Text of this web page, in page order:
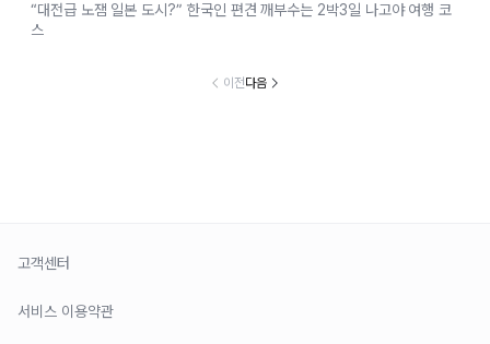
“대전급 노잼 일본 도시?” 한국인 편견 깨부수는 2박3일 나고야 여행 코
스
이전다음
고객센터
서비스 이용약관